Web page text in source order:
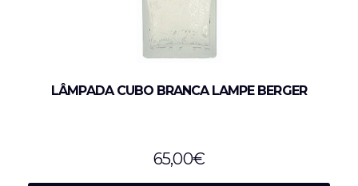
LÂMPADA CUBO BRANCA LAMPE BERGER
65,00€